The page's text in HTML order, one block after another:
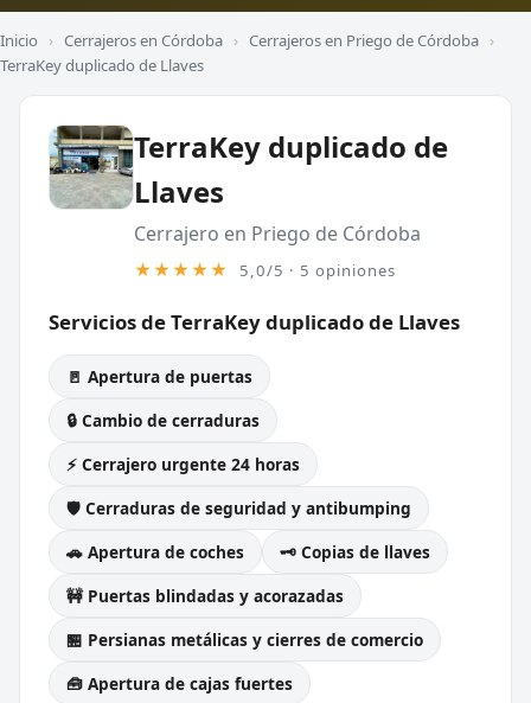
Inicio › Cerrajeros en Córdoba › Cerrajeros en Priego de Córdoba ›
TerraKey duplicado de Llaves
TerraKey duplicado de
Llaves
Cerrajero en Priego de Córdoba
★★★★★ 5,0/5 · 5 opiniones
Servicios de TerraKey duplicado de Llaves
🚪 Apertura de puertas
🔒 Cambio de cerraduras
⚡ Cerrajero urgente 24 horas
🛡️ Cerraduras de seguridad y antibumping
🚗 Apertura de coches
🗝️ Copias de llaves
🚧 Puertas blindadas y acorazadas
🏪 Persianas metálicas y cierres de comercio
🧰 Apertura de cajas fuertes